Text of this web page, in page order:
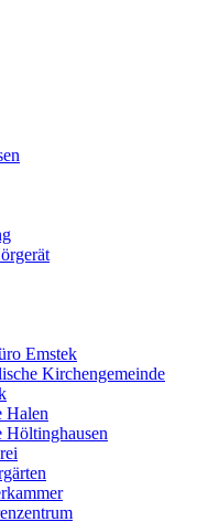
Emstek
Kirchengemeinde
Halen
Höltinghausen